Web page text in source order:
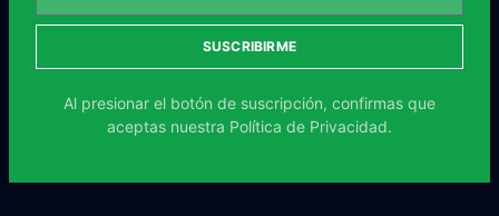
SUSCRIBIRME
Al presionar el botón de suscripción, confirmas que
aceptas nuestra Política de Privacidad.